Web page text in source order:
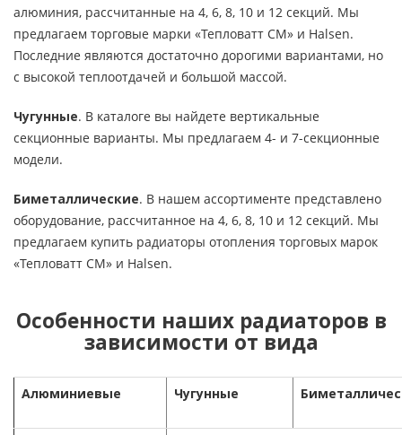
алюминия, рассчитанные на 4, 6, 8, 10 и 12 секций. Мы
предлагаем торговые марки «Тепловатт СМ» и Halsen.
Последние являются достаточно дорогими вариантами, но
с высокой теплоотдачей и большой массой.
Чугунные. В каталоге вы найдете вертикальные
секционные варианты. Мы предлагаем 4- и 7-секционные
модели.
Биметаллические. В нашем ассортименте представлено
оборудование, рассчитанное на 4, 6, 8, 10 и 12 секций. Мы
предлагаем купить радиаторы отопления торговых марок
«Тепловатт СМ» и Halsen.
Особенности наших радиаторов в
зависимости от вида
Алюминиевые Чугунные